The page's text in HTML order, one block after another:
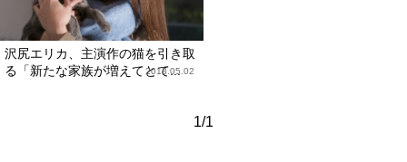
沢尻エリカ、主演作の猫を引き取
る「新たな家族が増えてとて...
2018.05.02
1/1